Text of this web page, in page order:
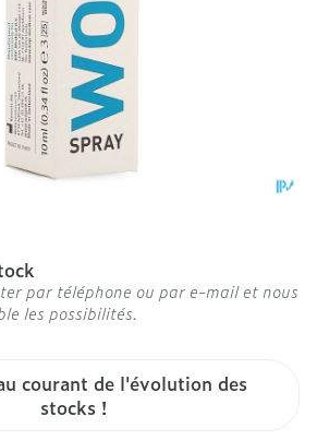
courant de l'évolution des
stocks !
par téléphone ou par e-mail et nous
les possibilités.